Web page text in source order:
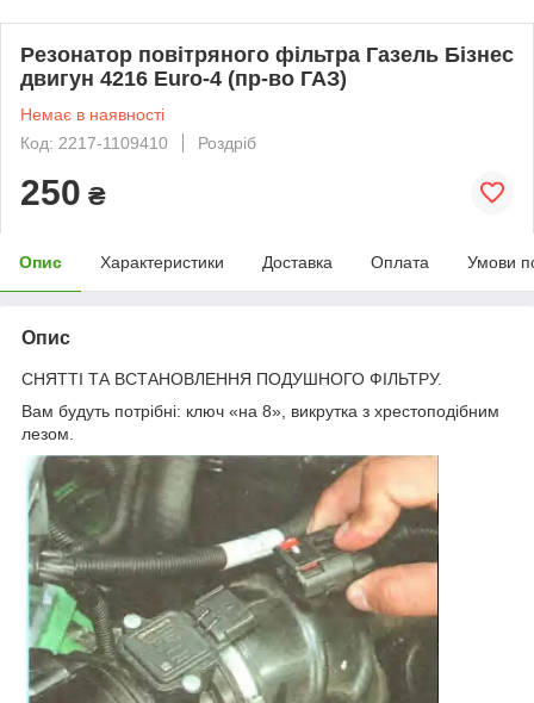
Резонатор повітряного фільтра Газель Бізнес
двигун 4216 Euro-4 (пр-во ГАЗ)
Немає в наявності
Код: 2217-1109410
Роздріб
250 ₴
Опис Характеристики Доставка Оплата Умови
Опис
СНЯТТІ ТА ВСТАНОВЛЕННЯ ПОДУШНОГО ФІЛЬТРУ.
Вам будуть потрібні: ключ «на 8», викрутка з хрестоподібним
лезом.